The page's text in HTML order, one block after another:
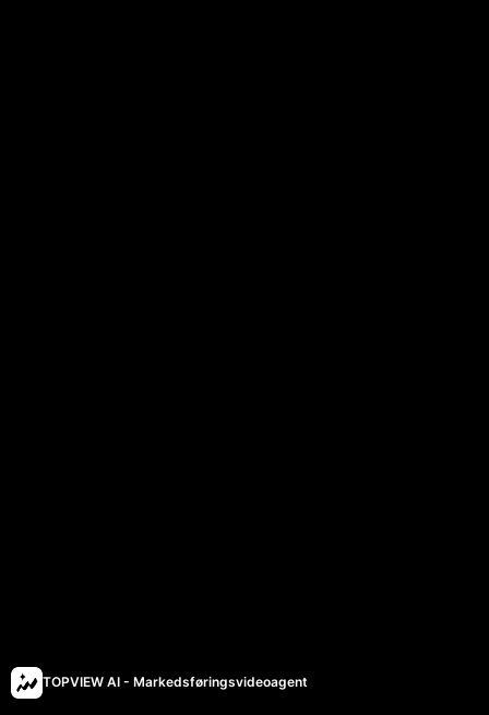
TOPVIEW AI - Markedsføringsvideoagent